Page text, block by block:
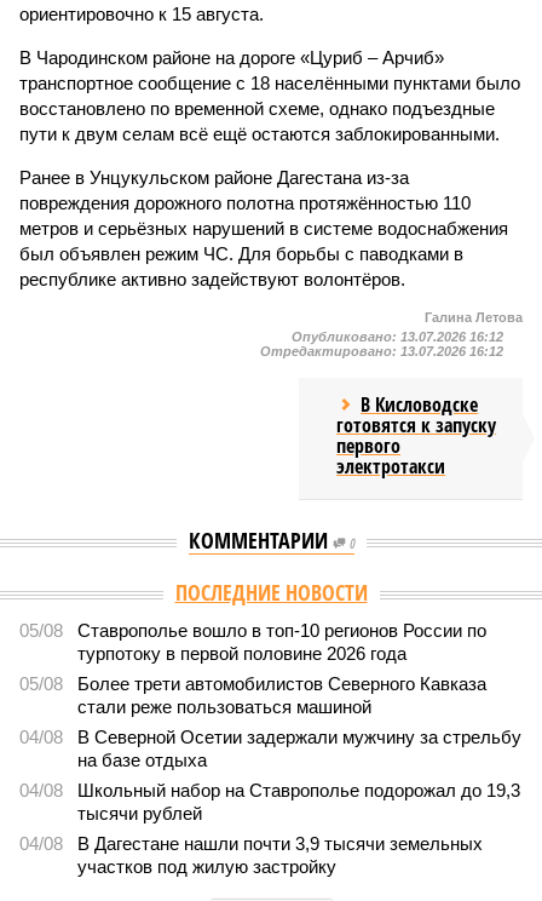
ориентировочно к 15 августа.
В Чародинском районе на дороге «Цуриб – Арчиб»
транспортное сообщение с 18 населёнными пунктами было
восстановлено по временной схеме, однако подъездные
пути к двум селам всё ещё остаются заблокированными.
Ранее в Унцукульском районе Дагестана из-за
повреждения дорожного полотна протяжённостью 110
метров и серьёзных нарушений в системе водоснабжения
был объявлен режим ЧС. Для борьбы с паводками в
республике активно задействуют волонтёров.
Галина Летова
Опубликовано: 13.07.2026 16:12
Отредактировано: 13.07.2026 16:12
В Кисловодске
готовятся к запуску
первого
электротакси
КОММЕНТАРИИ 0
ПОСЛЕДНИЕ НОВОСТИ
05/08
Ставрополье вошло в топ-10 регионов России по
турпотоку в первой половине 2026 года
05/08
Более трети автомобилистов Северного Кавказа
стали реже пользоваться машиной
04/08
В Северной Осетии задержали мужчину за стрельбу
на базе отдыха
04/08
Школьный набор на Ставрополье подорожал до 19,3
тысячи рублей
04/08
В Дагестане нашли почти 3,9 тысячи земельных
участков под жилую застройку